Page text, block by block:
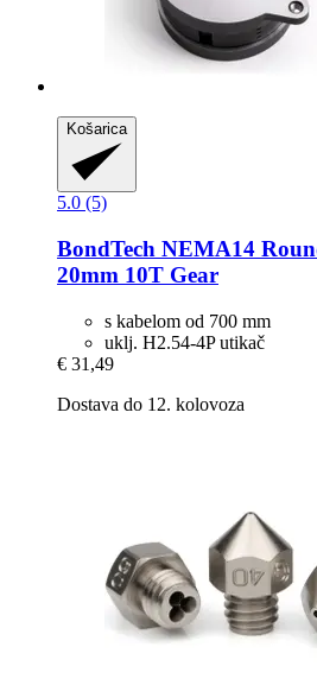
Košarica
5.0 (5)
BondTech NEMA14
20mm 10T Gear
s kabelom od 700 mm
uklj. H2.54-4P utikač
€ 31,49
Dostava do 12. kolovoza